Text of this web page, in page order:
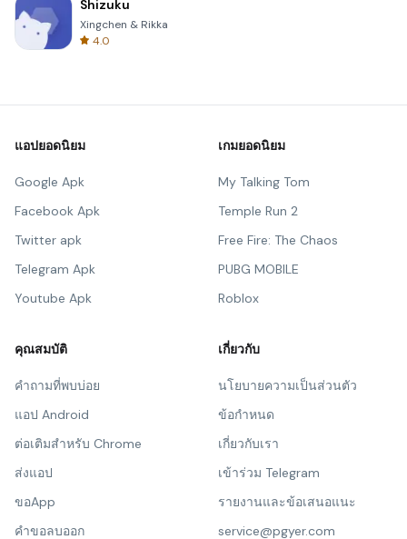
Shizuku
Xingchen & Rikka
4.0
แอปยอดนิยม
Google Apk
Facebook Apk
Twitter apk
Telegram Apk
Youtube Apk
เกมยอดนิยม
My Talking Tom
Temple Run 2
Free Fire: The Chaos
PUBG MOBILE
Roblox
คุณสมบัติ
คำถามที่พบบ่อย
แอป Android
ต่อเติมสำหรับ Chrome
ส่งแอป
ขอApp
คำขอลบออก
เกี่ยวกับ
นโยบายความเป็นส่วนตัว
ข้อกำหนด
เกี่ยวกับเรา
เข้าร่วม Telegram
รายงานและข้อเสนอแนะ
service@pgyer.com